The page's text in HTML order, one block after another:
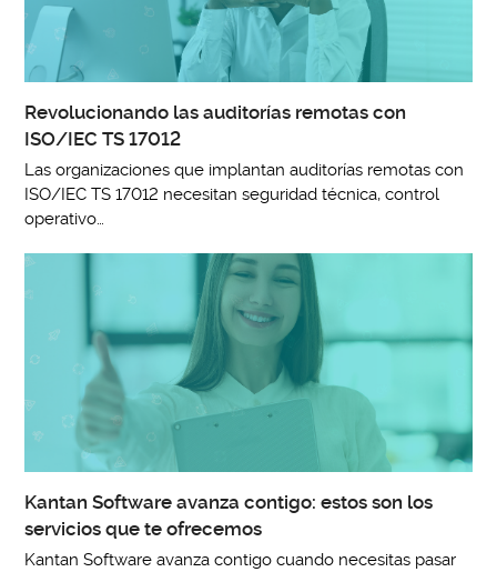
Revolucionando las auditorías remotas con
ISO/IEC TS 17012
Las organizaciones que implantan auditorías remotas con
ISO/IEC TS 17012 necesitan seguridad técnica, control
operativo…
Kantan Software avanza contigo: estos son los
servicios que te ofrecemos
Kantan Software avanza contigo cuando necesitas pasar